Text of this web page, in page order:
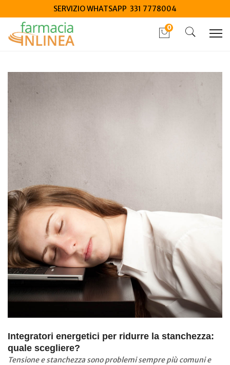
SERVIZIO WHATSAPP 331 7778004
0
Integratori energetici per ridurre la stanchezza:
quale scegliere?
Tensione e stanchezza sono problemi sempre più comuni e